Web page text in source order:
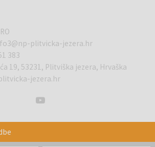
plitvicka-jezera.hr
383
19, 53231, Plitviška jezera, Hrvaška
jezera.hr